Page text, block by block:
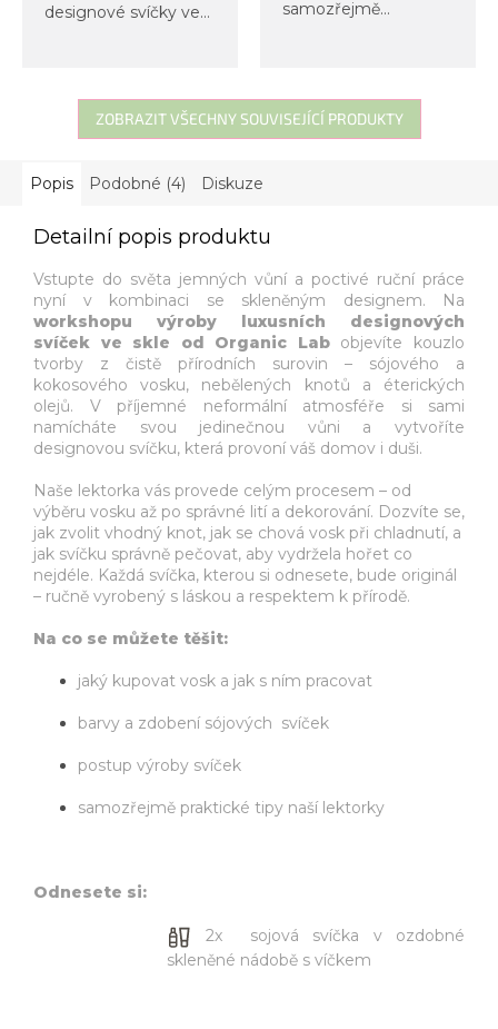
designové svíčky ve
si odnesete hned dvě
sojové svíčky ve
skleněné nádobě s...
samozřejmě
veganskými a
klasickými svíčkami, a
ZOBRAZIT VŠECHNY SOUVISEJÍCÍ PRODUKTY
Popis Podobné (4) Diskuze
Detailní popis produktu
Vstupte do světa jemných vůní a poctivé ruční práce
nyní v kombinaci se skleněným designem. Na
workshopu výroby luxusních designových
svíček ve skle od Organic Labobjevíte kouzlo
tvorby z čistě přírodních surovin – sójového a
kokosového vosku, nebělených knotů a éterických
olejů. V příjemné neformální atmosféře si sami
namícháte svou jedinečnou vůni a vytvoříte
designovou svíčku, která provoní váš domov i duši.
Naše lektorka vás provede celým procesem – od
výběru vosku až po správné lití a dekorování. Dozvíte se,
jak zvolit vhodný knot, jak se chová vosk při chladnutí, a
jak svíčku správně pečovat, aby vydržela hořet co
nejdéle. Každá svíčka, kterou si odnesete, bude originál
– ručně vyrobený s láskou a respektem k přírodě.
Na co se můžete těšit:
jaký kupovat vosk a jak s ním pracovat
barvy a zdobení sójových svíček
postup výroby svíček
samozřejmě praktické tipy naší lektorky
Odnesete si:
2x sojová svíčka v ozdobné
skleněné nádobě s víčkem